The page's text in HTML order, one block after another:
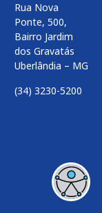
Rua Nova
Ponte, 500,
Bairro Jardim
dos Gravatás
Uberlândia – MG
(34) 3230-5200